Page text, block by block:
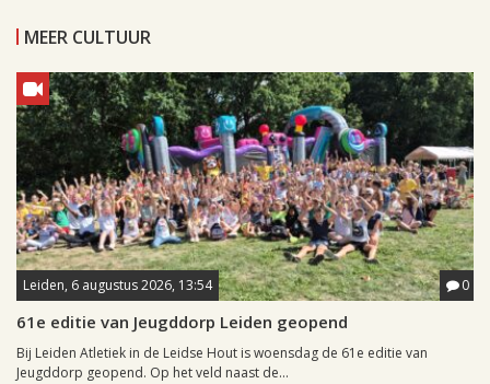
MEER CULTUUR
Leiden, 6 augustus 2026, 13:54 0
61e editie van Jeugddorp Leiden geopend
Bij Leiden Atletiek in de Leidse Hout is woensdag de 61e editie van
Jeugddorp geopend. Op het veld naast de...